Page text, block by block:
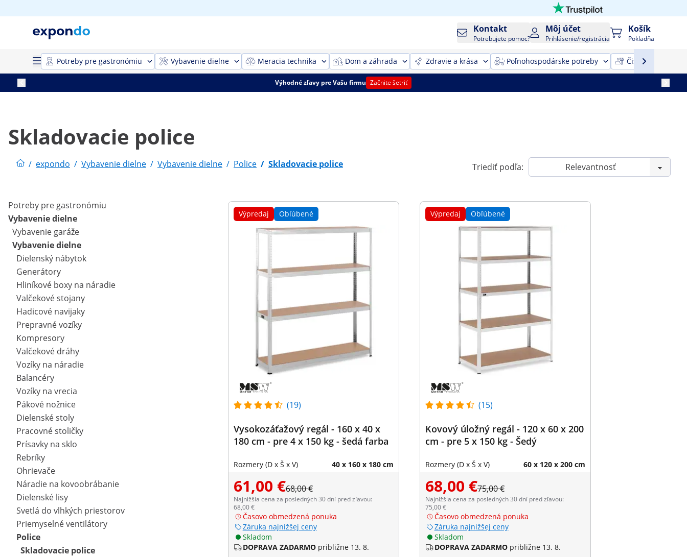
Kontakt
Potrebujete pomoc?
Môj účet
Prihlásenie/registrácia
Košík
Pokladňa
Potreby pre gastronómiu Vybavenie dielne Meracia technika Dom a záhrada Zdravie a krása Poľnohospodárske potreby Čistiace
Výhodné zľavy pre Vašu firmu Začnite šetriť
Skladovacie police
/ expondo / Vybavenie dielne / Vybavenie dielne / Police / Skladovacie police Triediť podľa:
Potreby pre gastronómiu
Vybavenie dielne
Vybavenie garáže
Vybavenie dielne
Dielenský nábytok
Generátory
Hliníkové boxy na náradie
Valčekové stojany
Hadicové navijaky
Prepravné vozíky
Kompresory
Valčekové dráhy
Vozíky na náradie
Balancéry
Vozíky na vrecia
Pákové nožnice
Dielenské stoly
Pracovné stoličky
Prísavky na sklo
Rebríky
Ohrievače
Náradie na kovoobrábanie
Dielenské lisy
Svetlá do vlhkých priestorov
Priemyselné ventilátory
Police
Skladovacie police
Výpredaj Obľúbené
(19)
Vysokozáťažový regál - 160 x 40 x
180 cm - pre 4 x 150 kg - šedá farba
Rozmery (D x Š x V) 40 x 160 x 180 cm
61,00 €68,00 €
Najnižšia cena za posledných 30 dní pred zľavou:
68,00 €
Časovo obmedzená ponuka
Záruka najnižšej ceny
Skladom
DOPRAVA ZADARMO približne 13. 8.
Výpredaj Obľúbené
(15)
Kovový úložný regál - 120 x 60 x 200
cm - pre 5 x 150 kg - Šedý
Rozmery (D x Š x V) 60 x 120 x 200 cm
68,00 €75,00 €
Najnižšia cena za posledných 30 dní pred zľavou:
75,00 €
Časovo obmedzená ponuka
Záruka najnižšej ceny
Skladom
DOPRAVA ZADARMO približne 13. 8.